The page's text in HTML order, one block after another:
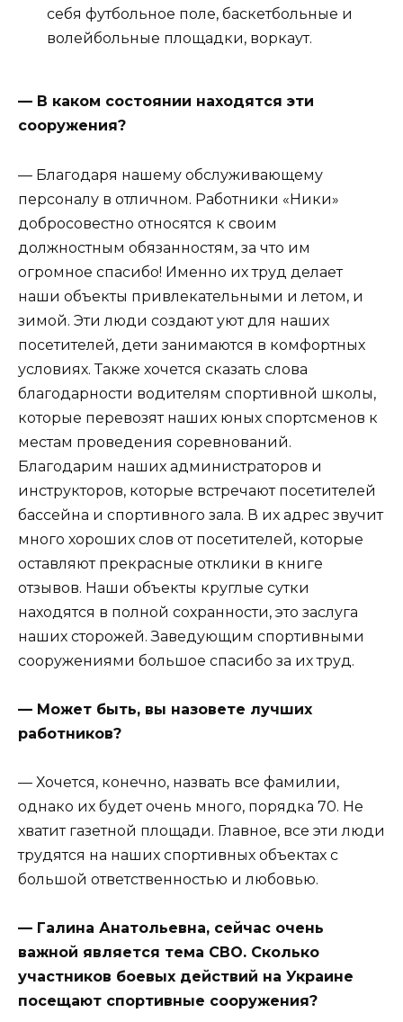
себя футбольное поле, баскетбольные и
волейбольные площадки, воркаут.
— В каком состоянии находятся эти
сооружения?
— Благодаря нашему обслуживающему
персоналу в отличном. Работники «Ники»
добросовестно относятся к своим
должностным обязанностям, за что им
огромное спасибо! Именно их труд делает
наши объекты привлекательными и летом, и
зимой. Эти люди создают уют для наших
посетителей, дети занимаются в комфортных
условиях. Также хочется сказать слова
благодарности водителям спортивной школы,
которые перевозят наших юных спортсменов к
местам проведения соревнований.
Благодарим наших администраторов и
инструкторов, которые встречают посетителей
бассейна и спортивного зала. В их адрес звучит
много хороших слов от посетителей, которые
оставляют прекрасные отклики в книге
отзывов. Наши объекты круглые сутки
находятся в полной сохранности, это заслуга
наших сторожей. Заведующим спортивными
сооружениями большое спасибо за их труд.
— Может быть, вы назовете лучших
работников?
— Хочется, конечно, назвать все фамилии,
однако их будет очень много, порядка 70. Не
хватит газетной площади. Главное, все эти люди
трудятся на наших спортивных объектах с
большой ответственностью и любовью.
— Галина Анатольевна, сейчас очень
важной является тема СВО. Сколько
участников боевых действий на Украине
посещают спортивные сооружения?